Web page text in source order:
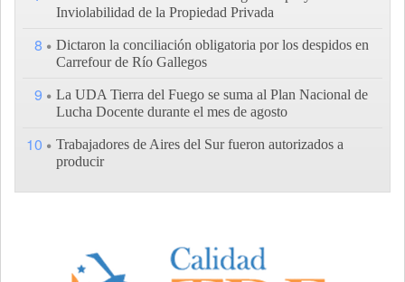
Inviolabilidad de la Propiedad Privada
8
Dictaron la conciliación obligatoria por los despidos en
Carrefour de Río Gallegos
9
La UDA Tierra del Fuego se suma al Plan Nacional de
Lucha Docente durante el mes de agosto
10
Trabajadores de Aires del Sur fueron autorizados a
producir